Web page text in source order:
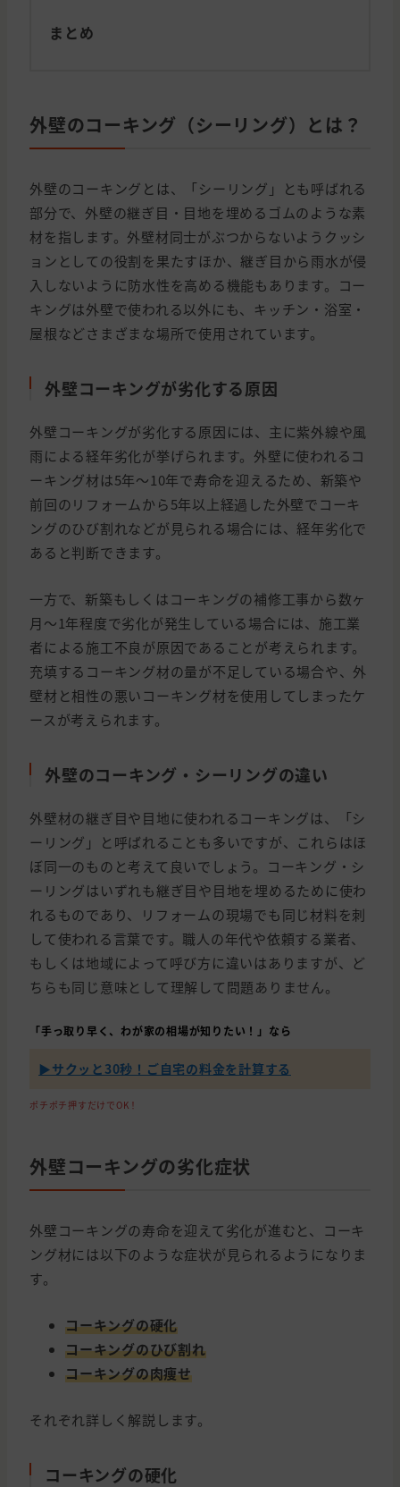
まとめ
外壁のコーキング（シーリング）とは？
外壁のコーキングとは、「シーリング」とも呼ばれる
部分で、外壁の継ぎ目・目地を埋めるゴムのような素
材を指します。外壁材同士がぶつからないようクッシ
ョンとしての役割を果たすほか、継ぎ目から雨水が侵
入しないように防水性を高める機能もあります。コー
キングは外壁で使われる以外にも、キッチン・浴室・
屋根などさまざまな場所で使用されています。
外壁コーキングが劣化する原因
外壁コーキングが劣化する原因には、主に紫外線や風
雨による経年劣化が挙げられます。外壁に使われるコ
ーキング材は5年〜10年で寿命を迎えるため、新築や
前回のリフォームから5年以上経過した外壁でコーキ
ングのひび割れなどが見られる場合には、経年劣化で
あると判断できます。
一方で、新築もしくはコーキングの補修工事から数ヶ
月〜1年程度で劣化が発生している場合には、施工業
者による施工不良が原因であることが考えられます。
充填するコーキング材の量が不足している場合や、外
壁材と相性の悪いコーキング材を使用してしまったケ
ースが考えられます。
外壁のコーキング・シーリングの違い
外壁材の継ぎ目や目地に使われるコーキングは、「シ
ーリング」と呼ばれることも多いですが、これらはほ
ぼ同一のものと考えて良いでしょう。コーキング・シ
ーリングはいずれも継ぎ目や目地を埋めるために使わ
れるものであり、リフォームの現場でも同じ材料を刺
して使われる言葉です。職人の年代や依頼する業者、
もしくは地域によって呼び方に違いはありますが、ど
ちらも同じ意味として理解して問題ありません。
「手っ取り早く、わが家の相場が知りたい！」なら
▶︎サクッと30秒！ご自宅の料金を計算する
ポチポチ押すだけでOK！
外壁コーキングの劣化症状
外壁コーキングの寿命を迎えて劣化が進むと、コーキ
ング材には以下のような症状が見られるようになりま
す。
コーキングの硬化
コーキングのひび割れ
コーキングの肉痩せ
それぞれ詳しく解説します。
コーキングの硬化